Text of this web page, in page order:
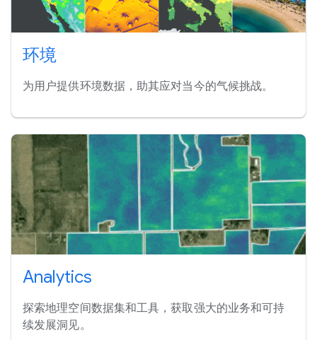
环境
为用户提供环境数据，助其应对当今的气候挑战。
Analytics
探索地理空间数据集和工具，获取强大的业务和可持
续发展洞见。